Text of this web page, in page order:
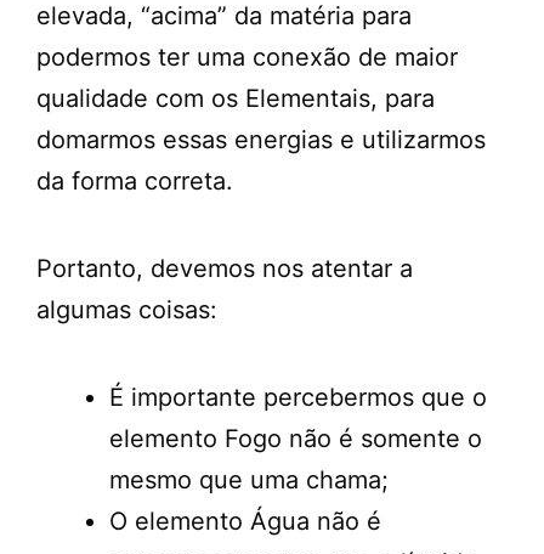
elevada, “acima” da matéria para
podermos ter uma conexão de maior
qualidade com os Elementais, para
domarmos essas energias e utilizarmos
da forma correta.
Portanto, devemos nos atentar a
algumas coisas:
É importante percebermos que o
elemento Fogo não é somente o
mesmo que uma chama;
O elemento Água não é